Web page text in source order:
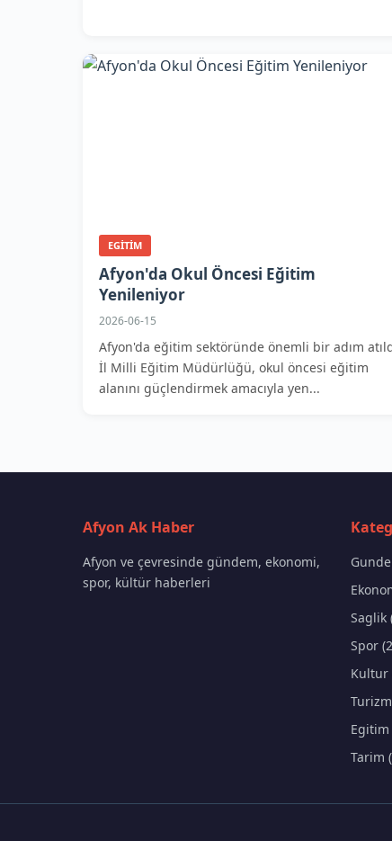
EGITIM
Afyon'da Okul Öncesi Eğitim
Yenileniyor
2026-06-15
Afyon'da eğitim sektöründe önemli bir adım
İl Milli Eğitim Müdürlüğü, okul öncesi eğitim
alanını güçlendirmek amacıyla yen...
Afyon Ak Haber
Afyon ve çevresinde gündem, ekonomi,
spor, kültür haberleri
Saglik
Spor
Kultur
Egitim
Tarim